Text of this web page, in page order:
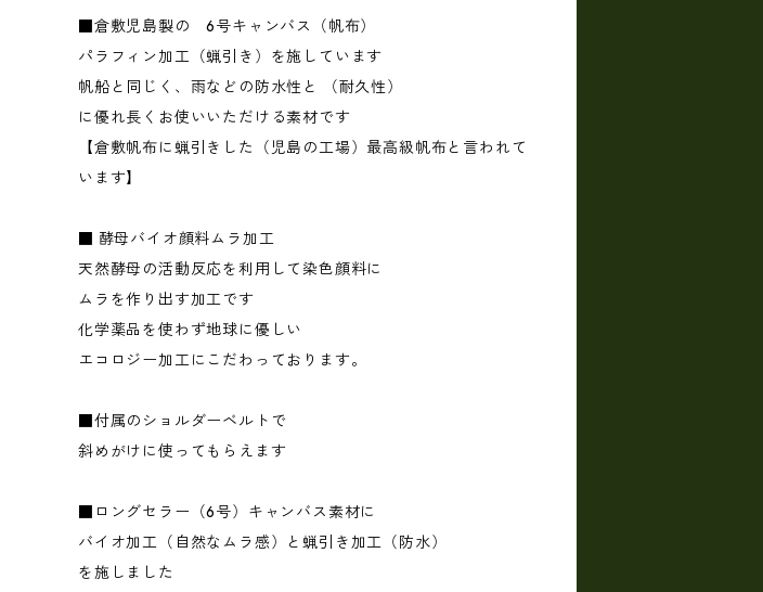
■倉敷児島製の 6号キャンバス（帆布）
パラフィン加工（蝋引き）を施しています
帆船と同じく、雨などの防水性と （耐久性）
に優れ長くお使いいただける素材です
【倉敷帆布に蝋引きした（児島の工場）最高級帆布と言われて
います】
■ 酵母バイオ顔料ムラ加工
天然酵母の活動反応を利用して染色顔料に
ムラを作り出す加工です
化学薬品を使わず地球に優しい
エコロジー加工にこだわっております。
■付属のショルダーベルトで
斜めがけに使ってもらえます
■ロングセラー（6号）キャンバス素材に
バイオ加工（自然なムラ感）と蝋引き加工（防水）
を施しました